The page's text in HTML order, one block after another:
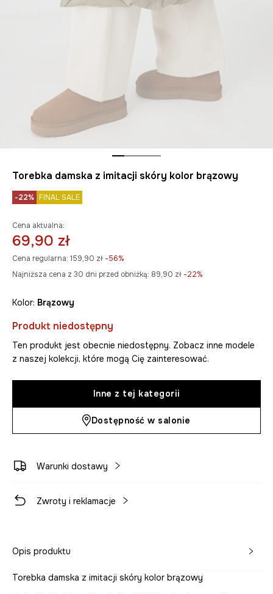
Torebka damska z imitacji skóry kolor brązowy
-22% FINAL SALE
Cena aktualna:
69,90 zł
Cena regularna: 159,90 zł -56%
Najniższa cena z 30 dni przed obniżką: 89,90 zł -22%
Kolor: brązowy
Produkt niedostępny
Ten produkt jest obecnie niedostępny. Zobacz inne modele
z naszej kolekcji, które mogą Cię zainteresować.
Inne z tej kategorii
Dostępność w salonie
Warunki dostawy
Zwroty i reklamacje
Opis produktu
Torebka damska z imitacji skóry kolor brązowy